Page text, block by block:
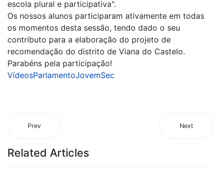
escola plural e participativa".
Os nossos alunos participaram ativamente em todas
os momentos desta sessão, tendo dado o seu
contributo para a elaboração do projeto de
recomendação do distrito de Viana do Castelo.
Parabéns pela participação!
VídeosParlamentoJovemSec
Prev Next
Related Articles